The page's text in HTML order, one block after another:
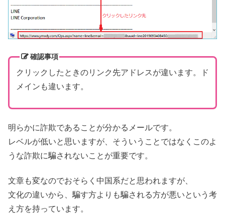
確認事項
クリックしたときのリンク先アドレスが違います。ド
メインも違います。
明らかに詐欺であることが分かるメールです。
レベルが低いと思いますが、そういうことではなくこのよ
うな詐欺に騙されないことが重要です。
文章も変なのでおそらく中国系だと思われますが、
文化の違いから、騙す方よりも騙される方が悪いという考
え方を持っています。